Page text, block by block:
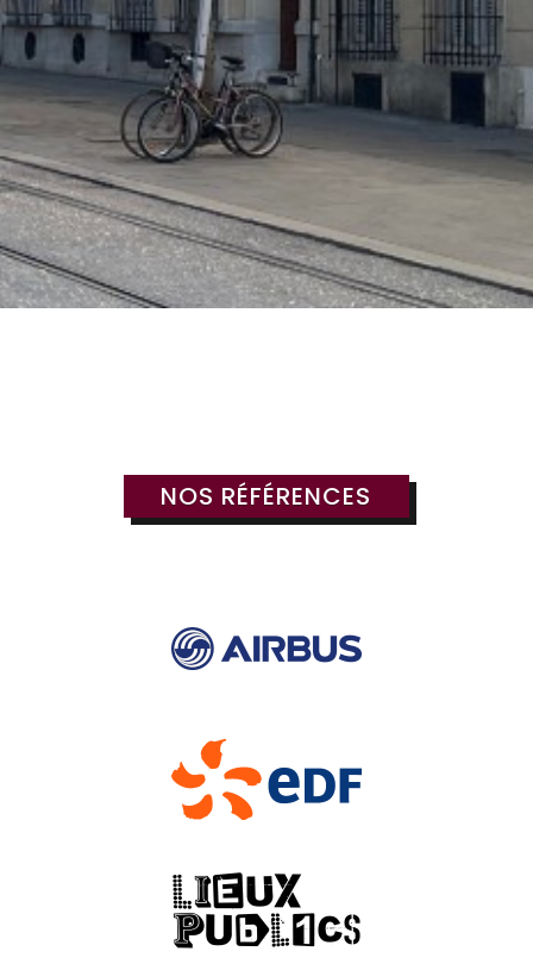
NOS RÉFÉRENCES